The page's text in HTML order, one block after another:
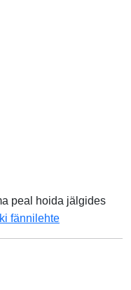
peal hoida jälgides
fännilehte